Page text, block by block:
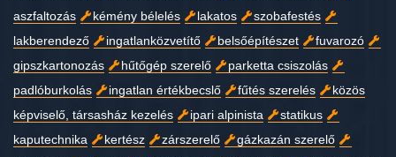
aszfaltozás
kémény bélelés lakatos
szobafestés
lakberendező
ingatlanközvetítő belsőépítészet
fuvarozó
gipszkartonozás
hűtőgép szerelő
parketta csiszolás
padlóburkolás
ingatlan értékbecslő fűtés szerelés
közös
képviselő, társasház kezelés
ipari alpinista
statikus
kaputechnika
kertész zárszerelő
gázkazán szerelő